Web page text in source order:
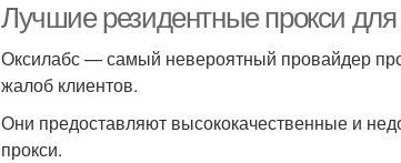
Лучшие резидентные прокси
Оксилабс — самый невероятный провайдер
жалоб клиентов.
Они предоставляют высококачественные и
прокси.